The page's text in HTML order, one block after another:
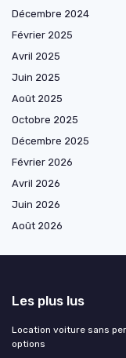
Décembre 2024
Février 2025
Avril 2025
Juin 2025
Août 2025
Octobre 2025
Décembre 2025
Février 2026
Avril 2026
Juin 2026
Août 2026
Les plus lus
Location voiture sans
options